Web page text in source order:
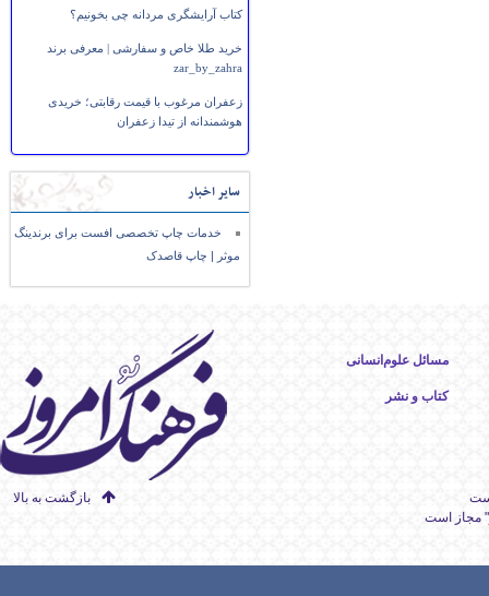
کتاب آرایشگری مردانه چی بخونیم؟
خرید طلا خاص و سفارشی | معرفی برند
zar_by_zahra
زعفران مرغوب با قیمت رقابتی؛ خریدی
هوشمندانه از تیدا زعفران
سایر اخبار
خدمات چاپ تخصصی افست برای برندینگ
موثر | چاپ قاصدک
مسائل علوم‌انسانی
کتاب و نشر
بازگشت به بالا
" مجاز است